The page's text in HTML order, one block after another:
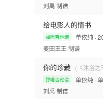
刘禹 制谱
给电影人的情书
弹唱吉他谱 单依纯 ·
麦田王王 制谱
你的珍藏 (《沐浴之
弹唱吉他谱 单依纯 ·
刘禹 制谱